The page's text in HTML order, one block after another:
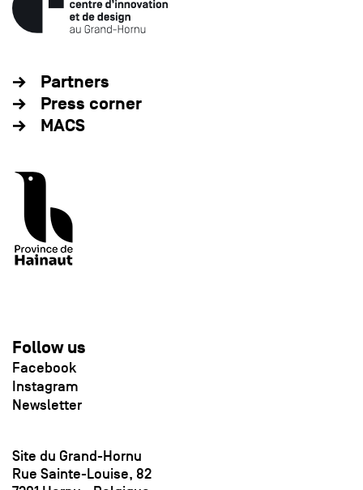
Partners
Press corner
MACS
Follow us
Facebook
Instagram
Newsletter
Site du Grand-Hornu
Rue Sainte-Louise, 82